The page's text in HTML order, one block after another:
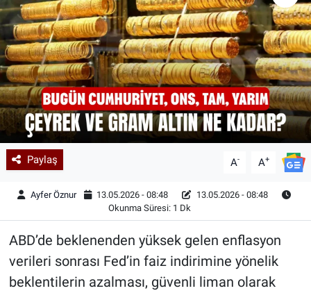
Paylaş A- A+
Ayfer Öznur 13.05.2026 - 08:48
13.05.2026 - 08:48
Okunma Süresi: 1 Dk
ABD’de beklenenden yüksek gelen enflasyon
verileri sonrası Fed’in faiz indirimine yönelik
beklentilerin azalması, güvenli liman olarak
Siyaset
Teknoloji
Yazarlar
Astroloji-Rüya